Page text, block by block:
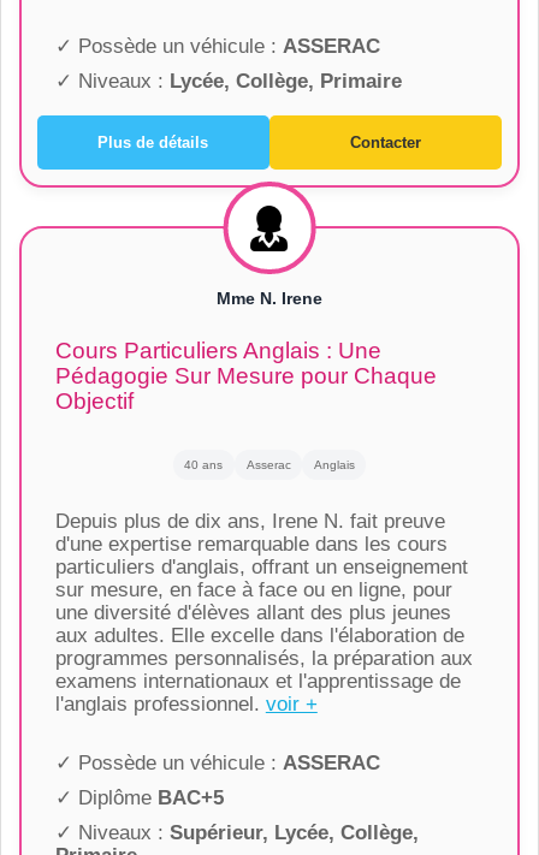
✓ Possède un véhicule : ASSERAC
✓ Niveaux : Lycée, Collège, Primaire
Plus de détails Contacter
Mme N. Irene
Cours Particuliers Anglais : Une
Pédagogie Sur Mesure pour Chaque
Objectif
40 ans Asserac Anglais
Depuis plus de dix ans, Irene N. fait preuve
d'une expertise remarquable dans les cours
particuliers d'anglais, offrant un enseignement
sur mesure, en face à face ou en ligne, pour
une diversité d'élèves allant des plus jeunes
aux adultes. Elle excelle dans l'élaboration de
programmes personnalisés, la préparation aux
examens internationaux et l'apprentissage de
l'anglais professionnel. voir +
✓ Possède un véhicule : ASSERAC
✓ Diplôme BAC+5
✓ Niveaux : Supérieur, Lycée, Collège,